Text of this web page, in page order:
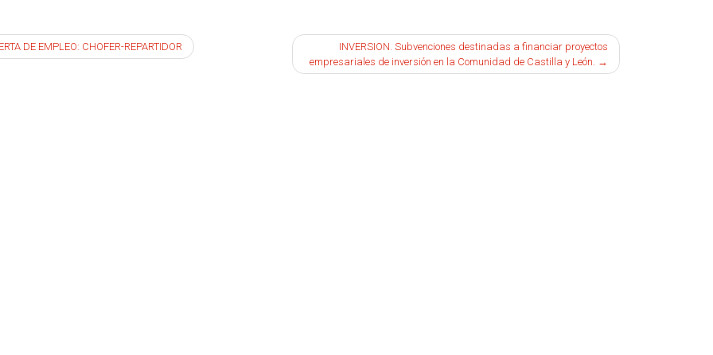
DE EMPLEO: CHOFER-REPARTIDOR
INVERSION. Subvenciones destinadas a financiar proyectos
empresariales de inversión en la Comunidad de Castilla y León.